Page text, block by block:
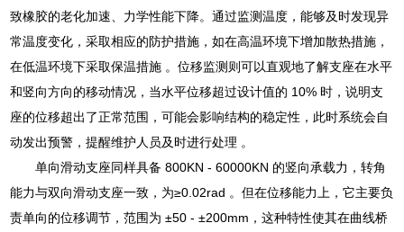
致橡胶的老化加速、力学性能下降。通过监测温度，能够及时发现异
常温度变化，采取相应的防护措施，如在高温环境下增加散热措施，
在低温环境下采取保温措施 。位移监测则可以直观地了解支座在水平
和竖向方向的移动情况，当水平位移超过设计值的 10% 时，说明支
座的位移超出了正常范围，可能会影响结构的稳定性，此时系统会自
动发出预警，提醒维护人员及时进行处理 。
单向滑动支座同样具备 800KN - 60000KN 的竖向承载力，转角
能力与双向滑动支座一致，为≥0.02rad 。但在位移能力上，它主要负
责单向的位移调节，范围为 ±50 - ±200mm，这种特性使其在曲线桥